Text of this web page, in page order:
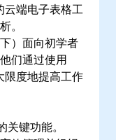
端电子表格工
。
）面向初学者
们通过使用
度地提高工作
键功能。